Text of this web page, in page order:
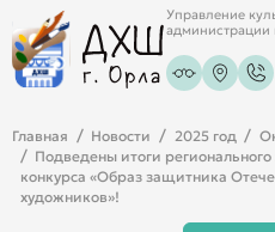
Управление
администрации
Главная Новости 2025 год
Подведены итоги
конкурса «Образ защитника
художников»!